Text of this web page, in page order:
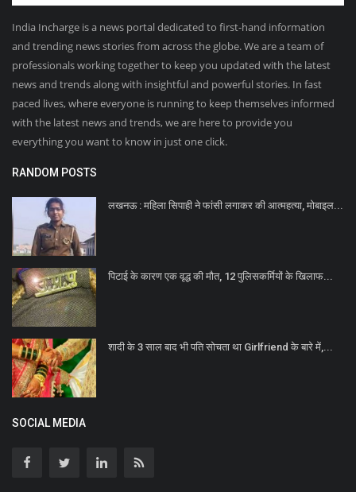
India Incharge is a news portal dedicated to first-hand information
and trending news stories from across the globe. We are a team of
professionals working together to keep you updated with the latest
news and trends along with insightful and powerful stories. In fast
paced lives, where everyone is running to keep themselves informed
with the latest news and trends, we are here to provide you
everything you want to know in just one click.
RANDOM POSTS
लखनऊ : महिला सिपाही ने फांसी लगाकर की आत्महत्या, मोबाइल...
पिटाई के कारण एक वृद्ध की मौत, 12 पुलिसकर्मियों के खिलाफ...
शादी के 3 साल बाद भी पति सोचता था Girlfriend के बारे में,...
SOCIAL MEDIA